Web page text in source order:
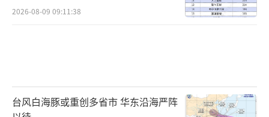
2026-08-09 09:11:38
台风白海豚或重创多省市 华东沿海严阵